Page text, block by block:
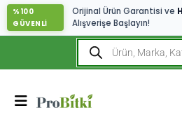
%100
GÜVENLİ
Orijinal Ürün Garantisi ve
Alışverişe Başlayın!